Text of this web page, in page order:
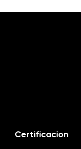
Certificacion